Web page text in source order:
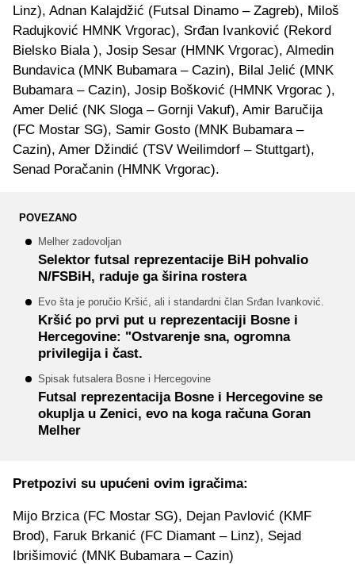
Linz), Adnan Kalajdžić (Futsal Dinamo – Zagreb), Miloš
Radujković HMNK Vrgorac), Srđan Ivanković (Rekord
Bielsko Biala ), Josip Sesar (HMNK Vrgorac), Almedin
Bundavica (MNK Bubamara – Cazin), Bilal Jelić (MNK
Bubamara – Cazin), Josip Bošković (HMNK Vrgorac ),
Amer Delić (NK Sloga – Gornji Vakuf), Amir Baručija
(FC Mostar SG), Samir Gosto (MNK Bubamara –
Cazin), Amer Džindić (TSV Weilimdorf – Stuttgart),
Senad Poračanin (HMNK Vrgorac).
POVEZANO
Melher zadovoljan
Selektor futsal reprezentacije BiH pohvalio
N/FSBiH, raduje ga širina rostera
Evo šta je poručio Kršić, ali i standardni član Srđan Ivanković.
Kršić po prvi put u reprezentaciji Bosne i
Hercegovine: "Ostvarenje sna, ogromna
privilegija i čast.
Spisak futsalera Bosne i Hercegovine
Futsal reprezentacija Bosne i Hercegovine se
okuplja u Zenici, evo na koga računa Goran
Melher
Pretpozivi su upućeni ovim igračima:
Mijo Brzica (FC Mostar SG), Dejan Pavlović (KMF
Brod), Faruk Brkanić (FC Diamant – Linz), Sejad
Ibrišimović (MNK Bubamara – Cazin)